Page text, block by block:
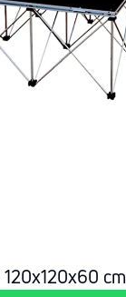
120x120x60 cm